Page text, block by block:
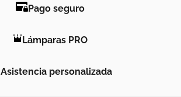
Pago seguro
Lámparas PRO
Asistencia personalizada